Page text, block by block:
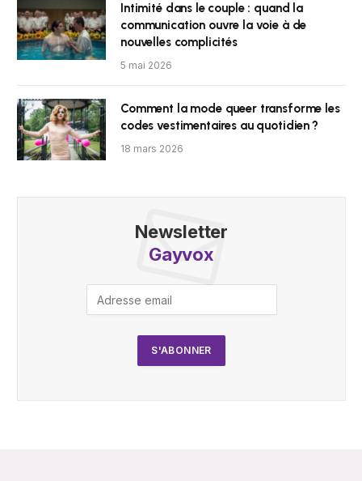
Intimité dans le couple : quand la
communication ouvre la voie à de
nouvelles complicités
5 mai 2026
Comment la mode queer transforme les
codes vestimentaires au quotidien ?
18 mars 2026
Newsletter
Gayvox